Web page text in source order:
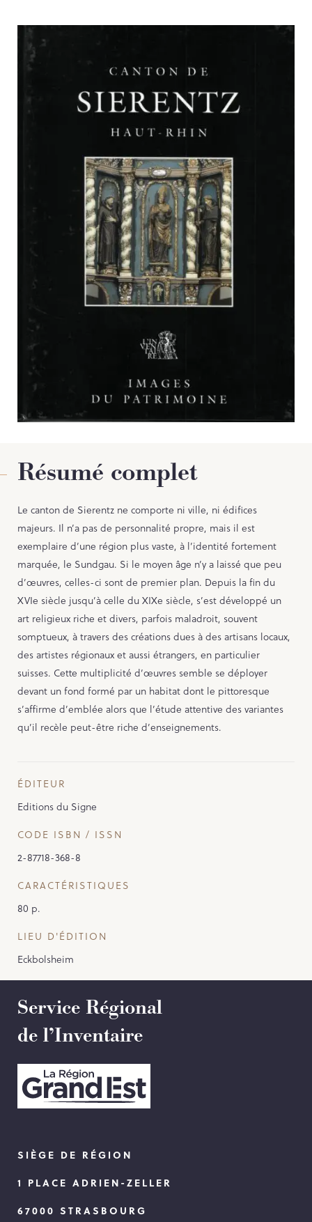
Agenda
Ressources
CATALOGUE BIBLIOGRAPHIQUE
NOS CENTRES DE DOCUMENTATION
NOS EXPOSITIONS
BASES DE DONNÉES DU
PATRIMOINE
ANNIVERSAIRE DE L’INVENTAIRE
GÉNÉRAL
Contact
PORTAIL CULTURE
Comité d'Histoire Régionale
Service Inventaire et Patrimoines de la Région Grand Est
Résumé complet
Le canton de Sierentz ne comporte ni ville, ni édifices
majeurs. Il n’a pas de personnalité propre, mais il est
exemplaire d’une région plus vaste, à l’identité fortement
marquée, le Sundgau. Si le moyen âge n’y a laissé que peu
d’œuvres, celles-ci sont de premier plan. Depuis la fin du
XVIe siècle jusqu’à celle du XIXe siècle, s’est développé un
art religieux riche et divers, parfois maladroit, souvent
somptueux, à travers des créations dues à des artisans locaux,
des artistes régionaux et aussi étrangers, en particulier
suisses. Cette multiplicité d’œuvres semble se déployer
devant un fond formé par un habitat dont le pittoresque
s’affirme d’emblée alors que l’étude attentive des variantes
qu’il recèle peut-être riche d’enseignements.
ÉDITEUR
Editions du Signe
CODE ISBN / ISSN
2-87718-368-8
CARACTÉRISTIQUES
80 p.
LIEU D'ÉDITION
Eckbolsheim
Service Régional
de l’Inventaire
SIÈGE DE RÉGION
1 PLACE ADRIEN-ZELLER
67000 STRASBOURG